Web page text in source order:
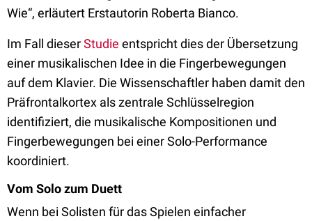
Wie“, erläutert Erstautorin Roberta Bianco.
Im Fall dieserStudie entspricht dies der Übersetzung
einer musikalischen Idee in die Fingerbewegungen
auf dem Klavier. Die Wissenschaftler haben damit den
Präfrontalkortex als zentrale Schlüsselregion
identifiziert, die musikalische Kompositionen und
Fingerbewegungen bei einer Solo-Performance
koordiniert.
Vom Solo zum Duett
Wenn bei Solisten für das Spielen einfacher